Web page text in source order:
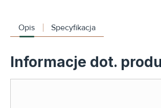
Opis Specyfikacja
Informacje dot.